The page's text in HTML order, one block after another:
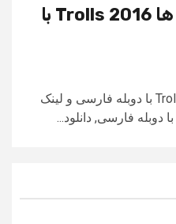
دانلود انیمیشن ترول ها Trolls 2016 با
دانلود کارتون ترول ها Trolls 2016 با دوبله فارسی و لینک
دوبله فارسی, دانلود...